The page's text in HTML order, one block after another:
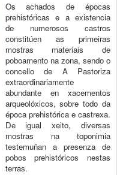
Os achados de épocas
prehistóricas e a existencia
de numerosos castros
constitúen as primeiras
mostras materiais de
poboamento na zona, sendo o
concello de A Pastoriza
extraordinariamente
abundante en xacementos
arqueolóxicos, sobre todo da
época prehistórica e castrexa.
De igual xeito, diversas
mostras na toponimia
testemuñan a presenza de
pobos prehistóricos nestas
terras.